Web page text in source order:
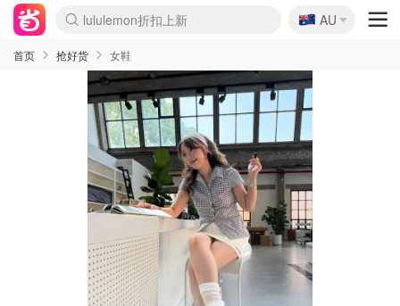
Sasa美妆护肤3.5折
SSENSE年中2.5折
FreshBeauty好价汇总
Cettire降价+叠9折
WWS Coles超市实拍
viagogo二手票捡漏
Myer超级周末
The Outnet奢牌1折起
David Jones 3折起
Flannels大牌1折
Perfumes Club护肤1折
AMIRO面罩$251
Amazon折扣汇总
eToro入金$200送$50
Amazon数码好物
ICONIC本周7.5折
ThedoubleF高奢地板价
Moose Knuckles 6折
丝芙兰5折起
EUFY摄像头$98
Selenichast首饰2折
Trip机票酒店促销
YSL送5件彩妆礼
Amazon家居好物
Amazon美妆护肤
雅漾大喷$8
过敏原检测盒$33
伊索独家赠50ml沐浴露
科颜氏高保湿面霜$29
SEALIFE海洋馆门票6折
丝塔芙大白罐$16
订阅Newsletter送香薰
Cult Beauty 6.8折
Harrods圣诞日历$525
LN-CC奢牌私促3折
d'Alba空姐喷雾$16
EVE LOM套装£56
Bernardelli独家4折
Adore Beauty 6折起
CT圣诞日历
Mytheresa奢品2.7折
Luxury Escapes 9折
Currentbody美容仪$881
MOON Garden Live
Roborock扫地机$649
Tingo Life水杯$24
Valentino官网5折
CR洗护套装$23
修丽可4件套$159
Myer彩妆2件7折
GANNI官网4.5折
Stylevana韩妆4折
Tessabit高奢8.5折
OGX洗发水$11
Amazon阿德莱德次日达
卡诗8.5折+赠礼
Philips Hue灯具8折
🇦🇺
AU
首页 抢好货 女鞋